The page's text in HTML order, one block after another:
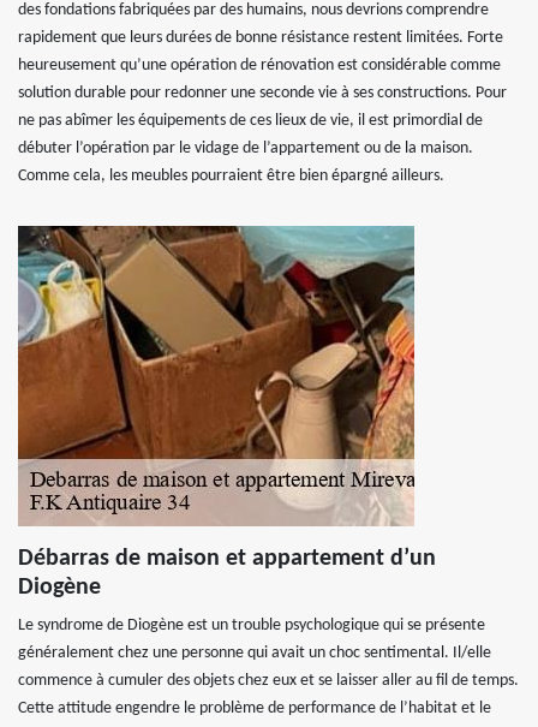
des fondations fabriquées par des humains, nous devrions comprendre
rapidement que leurs durées de bonne résistance restent limitées. Forte
heureusement qu’une opération de rénovation est considérable comme
solution durable pour redonner une seconde vie à ses constructions. Pour
ne pas abîmer les équipements de ces lieux de vie, il est primordial de
débuter l’opération par le vidage de l’appartement ou de la maison.
Comme cela, les meubles pourraient être bien épargné ailleurs.
Débarras de maison et appartement d’un
Diogène
Le syndrome de Diogène est un trouble psychologique qui se présente
généralement chez une personne qui avait un choc sentimental. Il/elle
commence à cumuler des objets chez eux et se laisser aller au fil de temps.
Cette attitude engendre le problème de performance de l’habitat et le